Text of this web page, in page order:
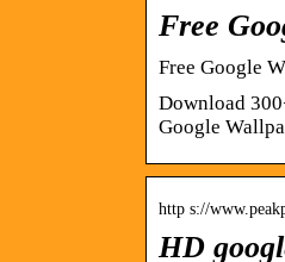
Free
Free Google
Download
Google
http s://
HD